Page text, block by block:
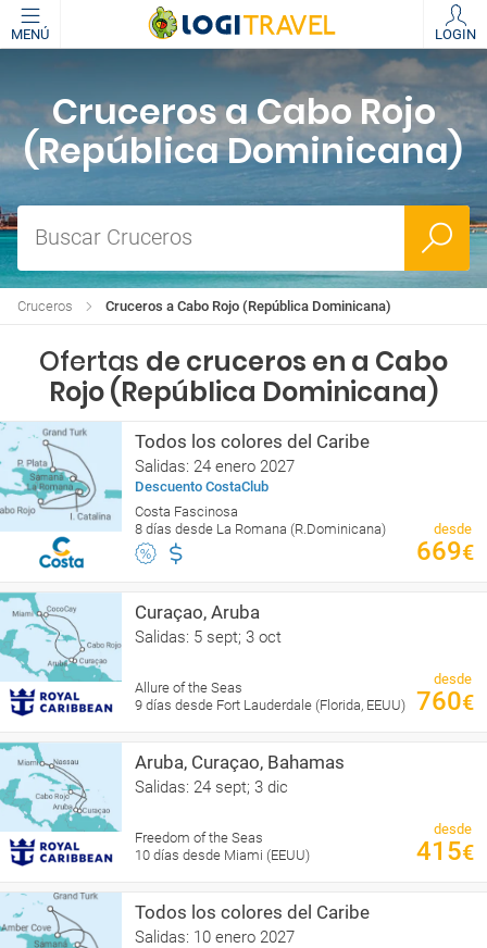
MENÚ LOGIN
Cruceros a Cabo Rojo
(República Dominicana)
Buscar Cruceros
Cruceros a Cabo Rojo (República Dominicana)
Cruceros
Ofertas de cruceros en a Cabo
Rojo (República Dominicana)
Todos los colores del Caribe
Salidas: 24 enero 2027
Descuento CostaClub
Costa Fascinosa
8 días desde La Romana (R.Dominicana)
desde
669€
Curaçao, Aruba
Salidas: 5 sept; 3 oct
Allure of the Seas
9 días desde Fort Lauderdale (Florida, EEUU)
desde
760€
Aruba, Curaçao, Bahamas
Salidas: 24 sept; 3 dic
Freedom of the Seas
10 días desde Miami (EEUU)
desde
415€
Todos los colores del Caribe
Salidas: 10 enero 2027